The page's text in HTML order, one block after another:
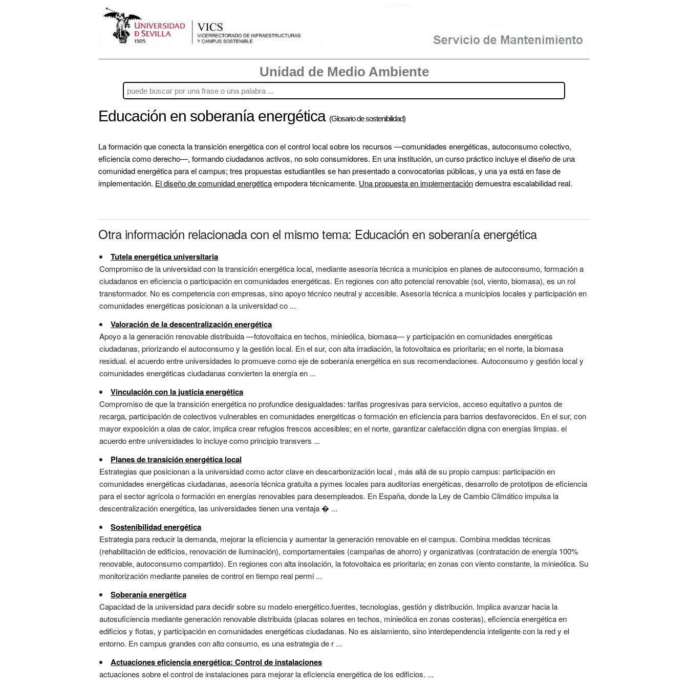
Unidad de Medio Ambiente
Educación en soberanía energética (Glosario de sostenibilidad)
La formación que conecta la transición energética con el control local sobre los recursos —comunidades energéticas, autoconsumo colectivo,
eficiencia como derecho—, formando ciudadanos activos, no solo consumidores. En una institución, un curso práctico incluye el diseño de una
comunidad energética para el campus; tres propuestas estudiantiles se han presentado a convocatorias públicas, y una ya está en fase de
implementación. El diseño de comunidad energética empodera técnicamente. Una propuesta en implementación demuestra escalabilidad real.
Otra información relacionada con el mismo tema: Educación en soberanía energética
Tutela energética universitaria
Compromiso de la universidad con la transición energética local, mediante asesoría técnica a municipios en planes de autoconsumo, formación a
ciudadanos en eficiencia o participación en comunidades energéticas. En regiones con alto potencial renovable (sol, viento, biomasa), es un rol
transformador. No es competencia con empresas, sino apoyo técnico neutral y accesible. Asesoría técnica a municipios locales y participación en
comunidades energéticas posicionan a la universidad co ...
Valoración de la descentralización energética
Apoyo a la generación renovable distribuida —fotovoltaica en techos, minieólica, biomasa— y participación en comunidades energéticas
ciudadanas, priorizando el autoconsumo y la gestión local. En el sur, con alta irradiación, la fotovoltaica es prioritaria; en el norte, la biomasa
residual. el acuerdo entre universidades lo promueve como eje de soberanía energética en sus recomendaciones. Autoconsumo y gestión local y
comunidades energéticas ciudadanas convierten la energía en ...
Vinculación con la justicia energética
Compromiso de que la transición energética no profundice desigualdades: tarifas progresivas para servicios, acceso equitativo a puntos de
recarga, participación de colectivos vulnerables en comunidades energéticas o formación en eficiencia para barrios desfavorecidos. En el sur, con
mayor exposición a olas de calor, implica crear refugios frescos accesibles; en el norte, garantizar calefacción digna con energías limpias. el
acuerdo entre universidades lo incluye como principio transvers ...
Planes de transición energética local
Estrategias que posicionan a la universidad como actor clave en descarbonización local , más allá de su propio campus: participación en
comunidades energéticas ciudadanas, asesoría técnica gratuita a pymes locales para auditorías energéticas, desarrollo de prototipos de eficiencia
para el sector agrícola o formación en energías renovables para desempleados. En España, donde la Ley de Cambio Climático impulsa la
descentralización energética, las universidades tienen una ventaja � ...
Sostenibilidad energética
Estrategia para reducir la demanda, mejorar la eficiencia y aumentar la generación renovable en el campus. Combina medidas técnicas
(rehabilitación de edificios, renovación de iluminación), comportamentales (campañas de ahorro) y organizativas (contratación de energía 100%
renovable, autoconsumo compartido). En regiones con alta insolación, la fotovoltaica es prioritaria; en zonas con viento constante, la minieólica. Su
monitorización mediante paneles de control en tiempo real permi ...
Soberanía energética
Capacidad de la universidad para decidir sobre su modelo energético.fuentes, tecnologías, gestión y distribución. Implica avanzar hacia la
autosuficiencia mediante generación renovable distribuida (placas solares en techos, minieólica en zonas costeras), eficiencia energética en
edificios y flotas, y participación en comunidades energéticas ciudadanas. No es aislamiento, sino interdependencia inteligente con la red y el
entorno. En campus grandes con alto consumo, es una estrategia de r ...
Actuaciones eficiencia energética: Control de instalaciones
actuaciones sobre el control de instalaciones para mejorar la eficiencia energética de los edificios. ...